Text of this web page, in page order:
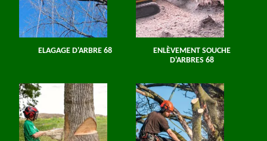
ELAGAGE D'ARBRE 68
ENLÈVEMENT SOUCHE
D'ARBRES 68